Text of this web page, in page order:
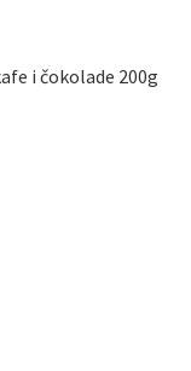
i čokolade 200g